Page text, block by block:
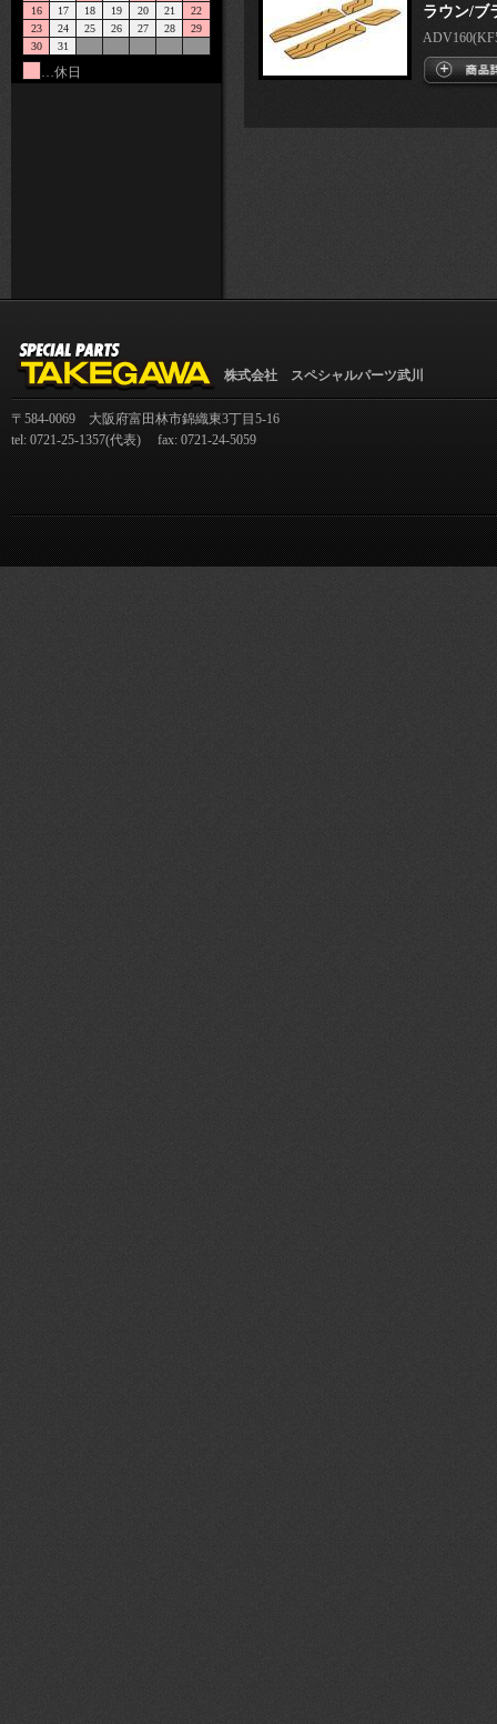
16
17 18 19 20 21
22
23
24 25 26 27 28
29
30
31
…休日
ラウン/ブ
株式会社 スペシャルパーツ武川
〒584-0069 大阪府富田林市錦織東3丁目5-16
tel: 0721-25-1357(代表) fax: 0721-24-5059